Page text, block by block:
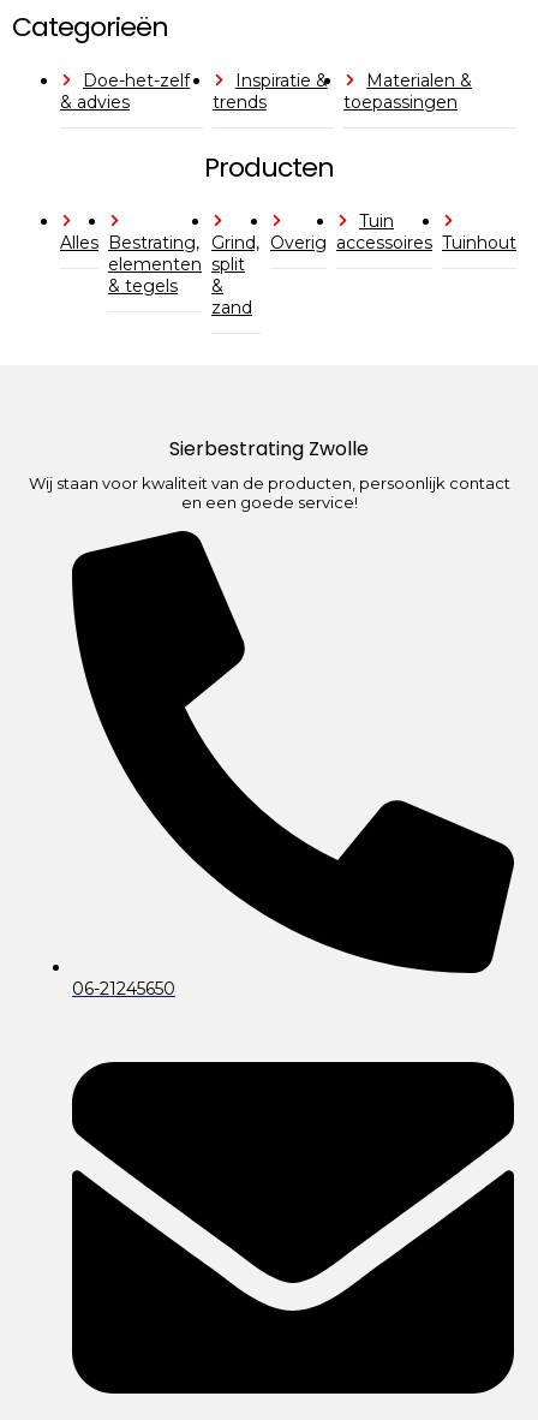
Categorieën
Doe-het-zelf
& advies
Inspiratie &
trends
Materialen &
toepassingen
Producten
Alles Bestrating,
elementen
& tegels
Grind,
split
&
zand
Overig
Tuin
accessoires Tuinhout
Sierbestrating Zwolle
Wij staan voor kwaliteit van de producten, persoonlijk contact
en een goede service!
06-21245650